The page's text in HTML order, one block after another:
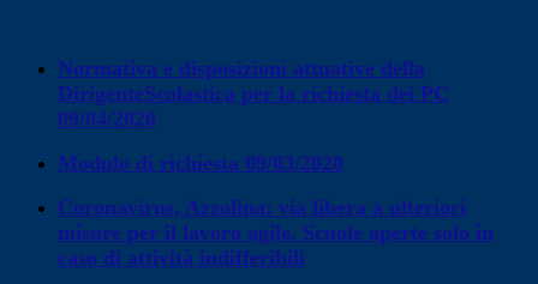
Normativa e disposizioni attuative della
DirigenteScolastica per la richiesta dei PC
09/04/2020
Modulo di richiesta 09/03/2020
Coronavirus, Azzolina: via libera a ulteriori
misure per il lavoro agile. Scuole aperte solo in
caso di attività indifferibili